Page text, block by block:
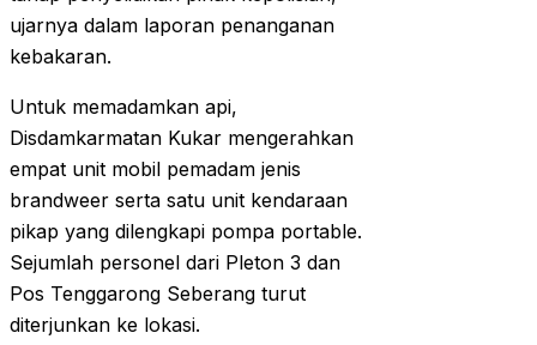
ujarnya dalam laporan penanganan
kebakaran.
Untuk memadamkan api,
Disdamkarmatan Kukar mengerahkan
empat unit mobil pemadam jenis
brandweer serta satu unit kendaraan
pikap yang dilengkapi pompa portable.
Sejumlah personel dari Pleton 3 dan
Pos Tenggarong Seberang turut
diterjunkan ke lokasi.